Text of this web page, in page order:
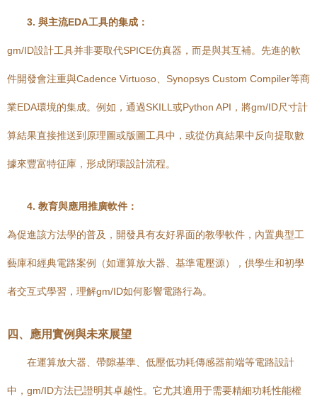
3. 與主流EDA工具的集成：
gm/ID設計工具并非要取代SPICE仿真器，而是與其互補。先進的軟
件開發會注重與Cadence Virtuoso、Synopsys Custom Compiler等商
業EDA環境的集成。例如，通過SKILL或Python API，將gm/ID尺寸計
算結果直接推送到原理圖或版圖工具中，或從仿真結果中反向提取數
據來豐富特征庫，形成閉環設計流程。
4. 教育與應用推廣軟件：
為促進該方法學的普及，開發具有友好界面的教學軟件，內置典型工
藝庫和經典電路案例（如運算放大器、基準電壓源），供學生和初學
者交互式學習，理解gm/ID如何影響電路行為。
四、應用實例與未來展望
在運算放大器、帶隙基準、低壓低功耗傳感器前端等電路設計
中，gm/ID方法已證明其卓越性。它尤其適用于需要精細功耗性能權